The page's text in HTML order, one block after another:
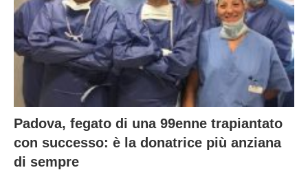
Padova, fegato di una 99enne trapiantato
con successo: è la donatrice più anziana
di sempre